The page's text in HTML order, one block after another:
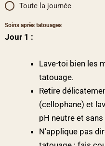
Toute la journée
Soins après tatouages
Jour 1 :
Lave-toi bien les
tatouage.
Retire
(cellophane) et
pH neutre et
N’applique pas